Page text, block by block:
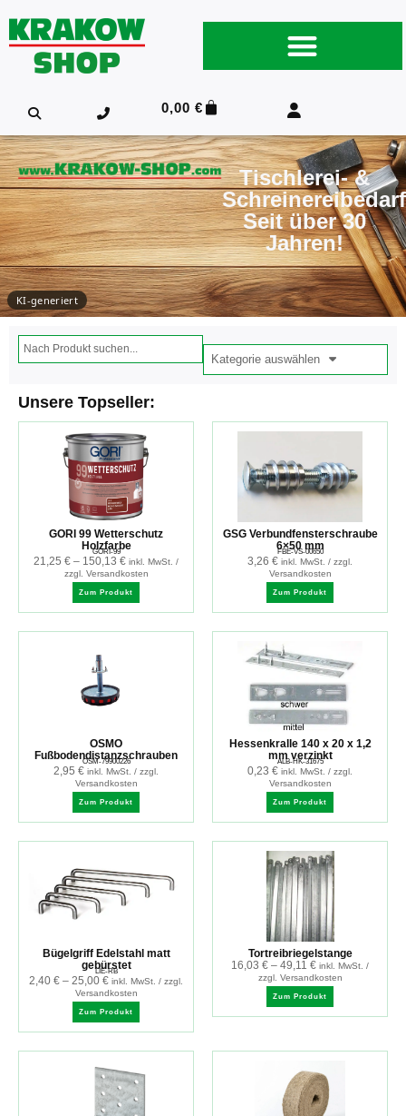
0,00€
Tischlerei- &
Schreinereibedarf
Seit über 30
Jahren!
KI-generiert
Kategorie auswählen
Unsere Topseller:
GORI 99 Wetterschutz
Holzfarbe
GORI-99
21,25 € – 150,13 € inkl. MwSt. /
zzgl. Versandkosten
Zum Produkt
GSG Verbundfensterschraube
6×50 mm
FBE-VS-00650
3,26 € inkl. MwSt. / zzgl.
Versandkosten
Zum Produkt
OSMO
Fußbodendistanzschrauben
OSM-79900226
2,95 € inkl. MwSt. / zzgl.
Versandkosten
Zum Produkt
Hessenkralle 140 x 20 x 1,2
mm verzinkt
ALB-HK-31675
0,23 € inkl. MwSt. / zzgl.
Versandkosten
Zum Produkt
Bügelgriff Edelstahl matt
gebürstet
LIE-RB
2,40 € – 25,00 € inkl. MwSt. / zzgl.
Versandkosten
Zum Produkt
Tortreibriegelstange
16,03 € – 49,11 € inkl. MwSt. /
zzgl. Versandkosten
Zum Produkt